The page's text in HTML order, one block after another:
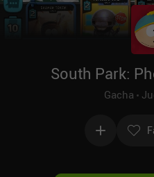
South Park:
Gacha